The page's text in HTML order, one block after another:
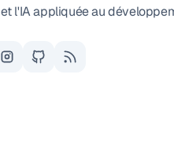
l'IA appliquée au